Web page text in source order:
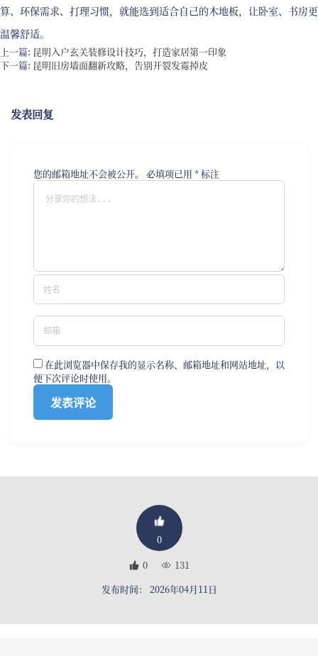
算、环保需求、打理习惯，就能选到适合自己的木地板，让卧室、书房更
温馨舒适。
上一篇: 昆明入户玄关装修设计技巧，打造家居第一印象
下一篇: 昆明旧房墙面翻新攻略，告别开裂发霉掉皮
发表回复
您的邮箱地址不会被公开。 必填项已用 *标注
在此浏览器中保存我的显示名称、邮箱地址和网站地址，以
便下次评论时使用。
0
0
131
发布时间： 2026年04月11日